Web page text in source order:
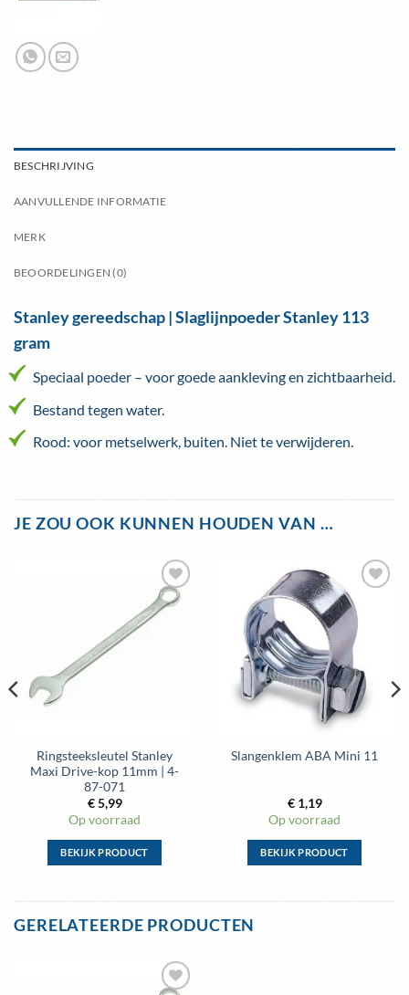
BESCHRIJVING
AANVULLENDE INFORMATIE
MERK
BEOORDELINGEN (0)
Stanley gereedschap | Slaglijnpoeder Stanley 113
gram
Speciaal poeder – voor goede aankleving en zichtbaarheid.
Bestand tegen water.
Rood: voor metselwerk, buiten. Niet te verwijderen.
JE ZOU OOK KUNNEN HOUDEN VAN …
Toevoegen
aan
wenslijst
Ringsteeksleutel Stanley
Maxi Drive-kop 11mm | 4-
87-071
€5,99
Op voorraad
BEKIJK PRODUCT
meerdere
Toevoegen
aan
Slangenklem ABA Mini 11
€1,19
Op voorraad
BEKIJK PRODUCT
GERELATEERDE PRODUCTEN